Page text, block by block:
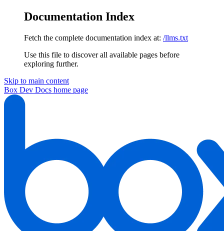
Documentation Index
Fetch the complete documentation index at: /llms.txt
Use this file to discover all available pages before
exploring further.
Skip to main content
Box Dev Docs home page